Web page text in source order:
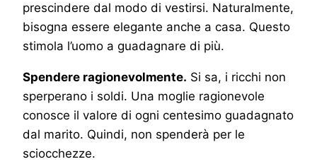
prescindere dal modo di vestirsi. Naturalmente,
bisogna essere elegante anche a casa. Questo
stimola l’uomo a guadagnare di più.
Spendere ragionevolmente. Si sa, i ricchi non
sperperano i soldi. Una moglie ragionevole
conosce il valore di ogni centesimo guadagnato
dal marito. Quindi, non spenderà per le
sciocchezze.